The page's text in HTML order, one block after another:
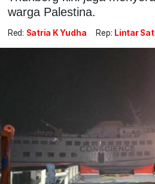
warga Palestina.
Red: Satria K Yudha Rep: Lintar